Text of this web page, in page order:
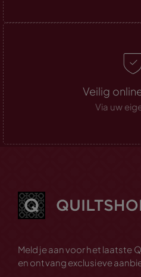
Veilig
Via uw
Meld je aan voor het laatste
en ontvang exclusieve